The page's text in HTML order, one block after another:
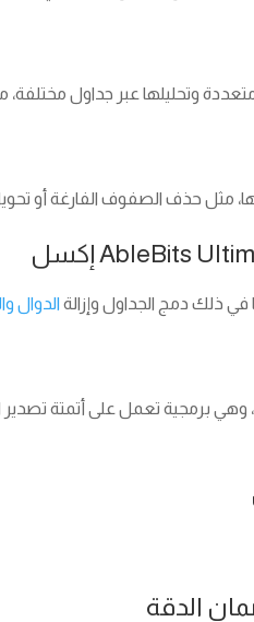
وتحليلها عبر جداول مختلفة،
مثل حذف الصفوف الفارغة أو
الدوال
الدقة